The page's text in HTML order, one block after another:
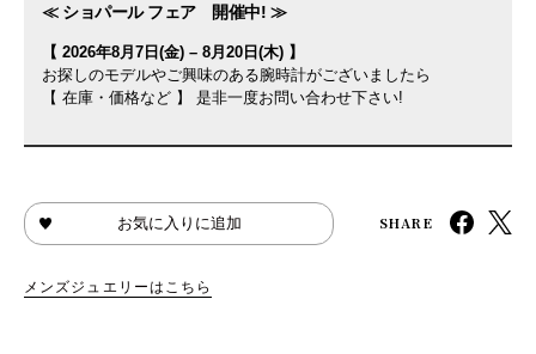
≪ ショパール フェア 開催中! ≫
【 2026年8月7日(金) – 8月20日(木) 】
お探しのモデルやご興味のある腕時計がございましたら
【 在庫・価格など 】 是非一度お問い合わせ下さい!
お気に入りに追加 SHARE
メンズジュエリーはこちら